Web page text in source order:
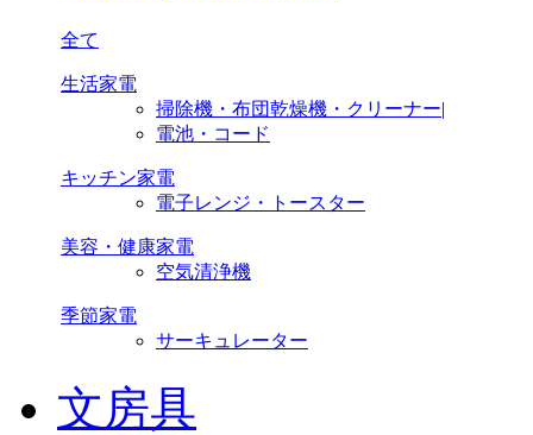
全て
生活家電
掃除機・布団乾燥機・クリーナー|
電池・コード
キッチン家電
電子レンジ・トースター
美容・健康家電
空気清浄機
季節家電
サーキュレーター
文房具